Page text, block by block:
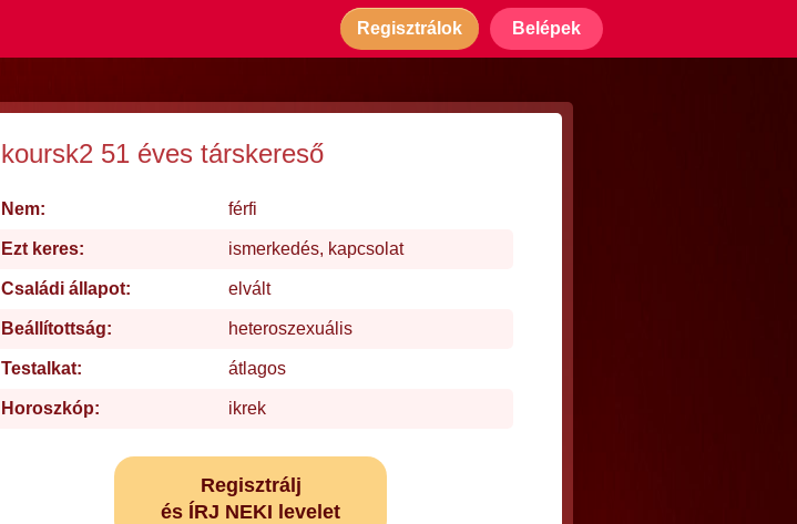
Regisztrálok Belépek
koursk2 51 éves társkereső
Nem: férfi
Ezt keres: ismerkedés, kapcsolat
Családi állapot: elvált
Beállítottság: heteroszexuális
Testalkat: átlagos
Horoszkóp: ikrek
Regisztrálj
és ÍRJ NEKI levelet